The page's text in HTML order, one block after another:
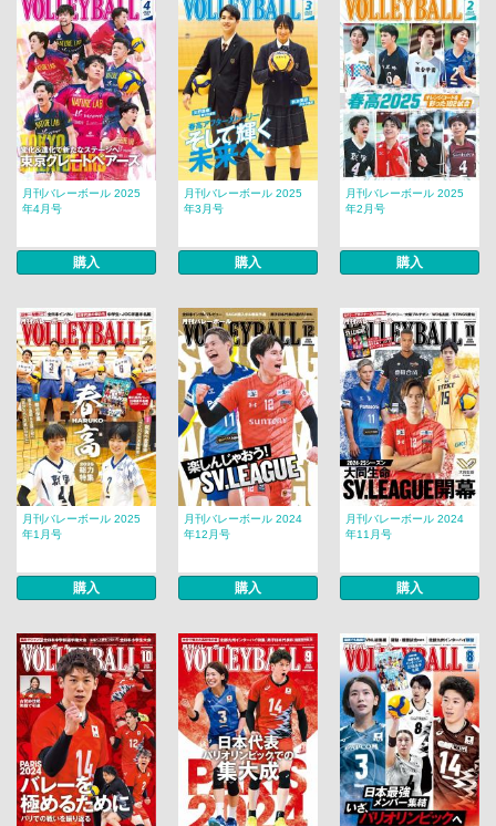
月刊バレーボール 2025
年4月号
購入
月刊バレーボール 2025
年3月号
購入
月刊バレーボール 2025
年2月号
購入
月刊バレーボール 2025
年1月号
購入
月刊バレーボール 2024
年12月号
購入
月刊バレーボール 2024
年11月号
購入